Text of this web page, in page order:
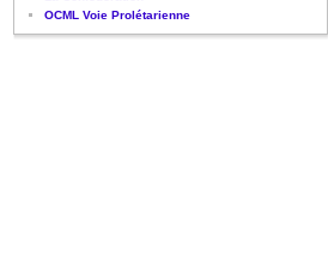
OCML Voie Prolétarienne